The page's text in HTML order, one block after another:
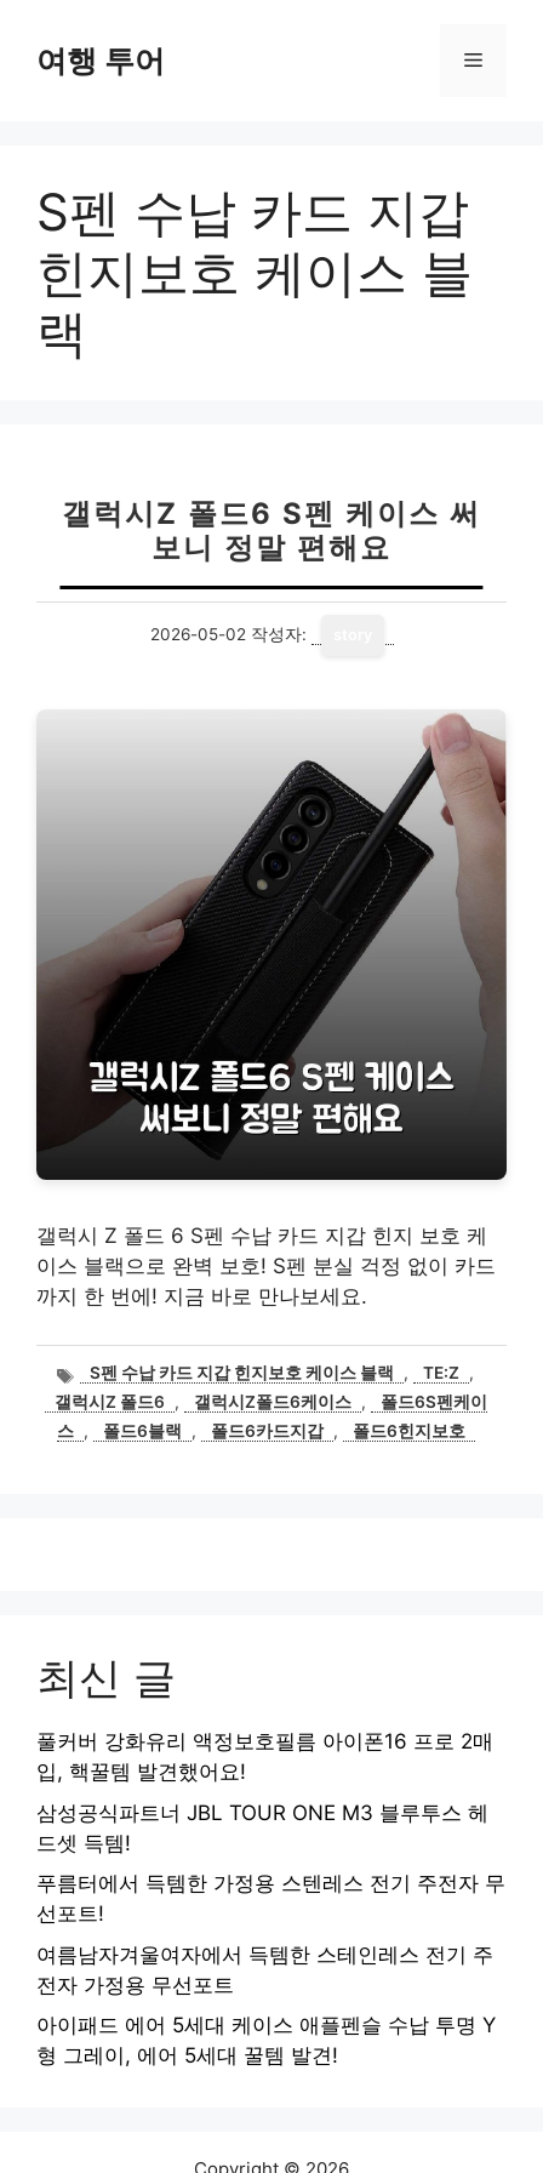
여행 투어 메
S펜 수납 카드 지갑
힌지보호 케이스 블
랙
갤럭시Z 폴드6 S펜 케이스 써
보니 정말 편해요
2026-05-02 작성자:
갤럭시 Z 폴드 6 S펜 수납 카드 지갑 힌지 보호 케
이스 블랙으로 완벽 보호! S펜 분실 걱정 없이 카드
까지 한 번에! 지금 바로 만나보세요.
태
그
S펜 수납 카드 지갑 힌지보호 케이스 블랙 , TE:Z
,
갤럭시Z 폴드6
, 갤럭시Z폴드6케이스 ,
폴드6S펜케이
스 , 폴드6블랙 , 폴드6카드지갑 , 폴드6힌지보호
최신 글
풀커버 강화유리 액정보호필름 아이폰16 프로 2매
입, 핵꿀템 발견했어요!
삼성공식파트너 JBL TOUR ONE M3 블루투스 헤
드셋 득템!
푸름터에서 득템한 가정용 스텐레스 전기 주전자 무
선포트!
여름남자겨울여자에서 득템한 스테인레스 전기 주
전자 가정용 무선포트
아이패드 에어 5세대 케이스 애플펜슬 수납 투명 Y
형 그레이, 에어 5세대 꿀템 발견!